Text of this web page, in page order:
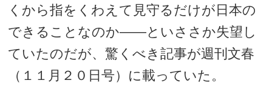
くから指をくわえて見守るだけが日本の
できることなのか――といささか失望し
ていたのだが、驚くべき記事が週刊文春
（１１月２０日号）に載っていた。